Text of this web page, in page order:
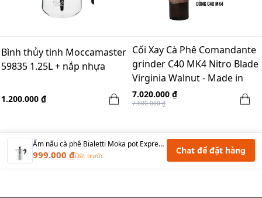
Bình thủy tinh Moccamaster
59835 1.25L + nắp nhựa
1.200.000 ₫
Cối Xay Cà Phê Comandante
grinder C40 MK4 Nitro Blade
Virginia Walnut - Made in
Germany
7.020.000 ₫
7.800.000 ₫
Ấm nấu cà phê Bialetti Moka pot Express 4 cups
999.000 ₫Đặt trước Chat để đặt hàng